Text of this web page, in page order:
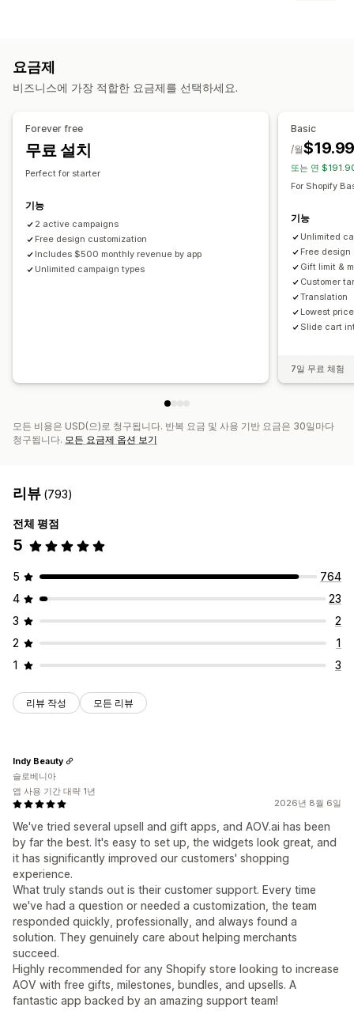
상향 판매 할인
편집기 도구
현지화
캠페인 트리거 및 규칙
위치 정보
진행률 표시줄
여러 언어
사용자 지정 규칙
배송 보호
무료 기프트
수량 할인
계층별 할인
A/B 테스트
요금제
비즈니스에 가장 적합한 요금제를 선택하세요.
Forever free
무료 설치
Perfect for starter
기능
2 active campaigns
Free design customization
Includes $500 monthly revenue by app
Unlimited campaign types
Basic
/월
또는 연
For Shopify
기능
Unlimited
Free
Gift limit &
Customer
Translation
Lowest
Slide cart
7일 무료 체험
모든 비용은 USD(으)로 청구됩니다. 반복 요금 및 사용 기반 요금은 30일마다
청구됩니다. 모든 요금제 옵션 보기
리뷰 (793)
전체 평점
5
5
764
4
23
3
2
2
1
1
3
리뷰 작성 모든 리뷰
2026년 8월 6일
We've tried several upsell and gift apps, and AOV.ai has been
by far the best. It's easy to set up, the widgets look great, and
it has significantly improved our customers' shopping
experience.
What truly stands out is their customer support. Every time
we've had a question or needed a customization, the team
responded quickly, professionally, and always found a
solution. They genuinely care about helping merchants
succeed.
Highly recommended for any Shopify store looking to increase
AOV with free gifts, milestones, bundles, and upsells. A
fantastic app backed by an amazing support team!
Indy Beauty
슬로베니아
앱 사용 기간 대략 1년